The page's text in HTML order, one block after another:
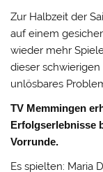
Zur Halbzeit der
auf einem
wieder mehr
dieser
unlösbares
TV Memmingen
Erfolgserlebnisse
Vorrunde.
Es spielten: Maria